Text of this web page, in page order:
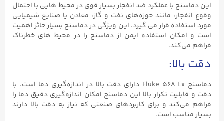
این دماسنج با عملکرد ضد انفجار بسیار قوی در محیط‌ هایی با احتمال
وقوع انفجار، مانند حوزه‌های نفت و گاز، معادن یا صنایع شیمیایی
مورد استفاده قرار می گیرد. این ویژگی در دماسنج بسیار حائز اهمیت
است و امکان استفاده ایمن از دماسنج را در محیط‌ های خطرناک
فراهم می‌کند.
دقت بالا:
دماسنج Fluke ۵۶۸ Ex دارای دقت بالا در اندازه‌گیری دما است. با
دقت و قابلیت تکرار بالا این دماسنج امکان اندازه‌گیری دقیق دما را
فراهم می‌کند و برای کاربردهای صنعتی که نیاز به دقت بالا دارند
بسیار مناسب است.